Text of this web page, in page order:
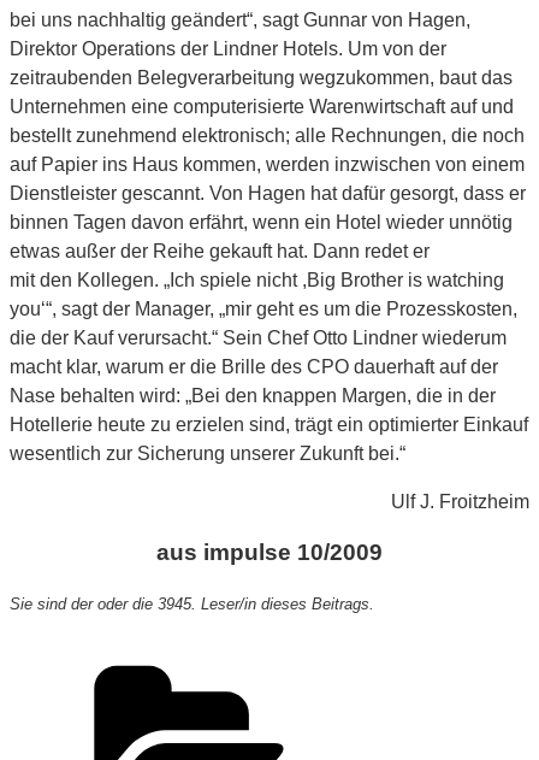
bei uns nachhaltig geändert“, sagt Gunnar von Hagen,
Direktor Operations der Lindner Hotels. Um von der
zeitraubenden Belegverarbeitung wegzukommen, baut das
Unternehmen eine computerisierte Warenwirtschaft auf und
bestellt zunehmend elektronisch; alle Rechnungen, die noch
auf Papier ins Haus kommen, werden inzwischen von einem
Dienstleister gescannt. Von Hagen hat dafür gesorgt, dass er
binnen Tagen davon erfährt, wenn ein Hotel wieder unnötig
etwas außer der Reihe gekauft hat. Dann redet er
mit den Kollegen. „Ich spiele nicht ,Big Brother is watching
you‘“, sagt der Manager, „mir geht es um die Prozesskosten,
die der Kauf verursacht.“ Sein Chef Otto Lindner wiederum
macht klar, warum er die Brille des CPO dauerhaft auf der
Nase behalten wird: „Bei den knappen Margen, die in der
Hotellerie heute zu erzielen sind, trägt ein optimierter Einkauf
wesentlich zur Sicherung unserer Zukunft bei.“
Ulf J. Froitzheim
aus impulse 10/2009
Sie sind der oder die 3945. Leser/in dieses Beitrags.